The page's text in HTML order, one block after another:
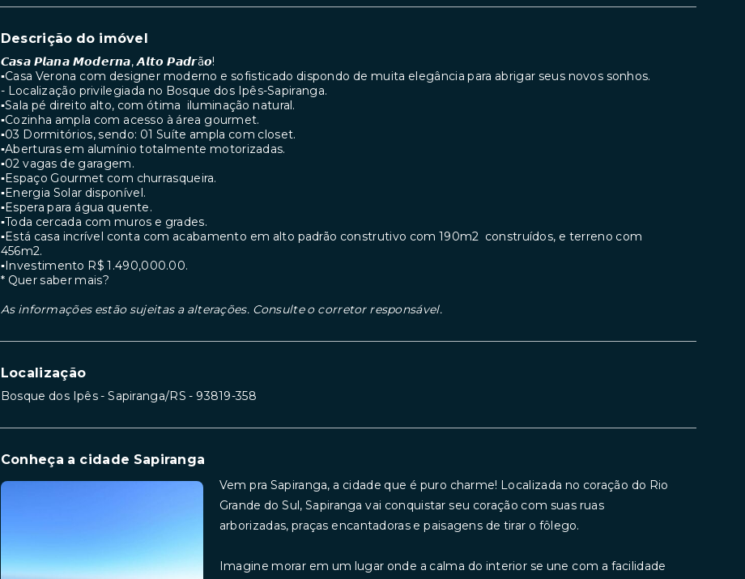
Descrição do imóvel
𝘾𝙖𝙨𝙖 𝙋𝙡𝙖𝙣𝙖 𝙈𝙤𝙙𝙚𝙧𝙣𝙖, 𝘼𝙡𝙩𝙤 𝙋𝙖𝙙𝙧ã𝙤!
▪︎Casa Verona com designer moderno e sofisticado dispondo de muita elegância para abrigar seus novos sonhos.
- Localização privilegiada no Bosque dos Ipês-Sapiranga.
▪︎Sala pé direito alto, com ótima iluminação natural.
▪︎Cozinha ampla com acesso à área gourmet.
▪︎03 Dormitórios, sendo: 01 Suíte ampla com closet.
▪︎Aberturas em alumínio totalmente motorizadas.
▪︎02 vagas de garagem.
▪︎Espaço Gourmet com churrasqueira.
▪︎Energia Solar disponível.
▪︎Espera para água quente.
▪︎Toda cercada com muros e grades.
▪︎Está casa incrível conta com acabamento em alto padrão construtivo com 190m2 construídos, e terreno com
456m2.
▪︎Investimento R$ 1.490,000.00.
* Quer saber mais?
As informações estão sujeitas a alterações. Consulte o corretor responsável.
Localização
Bosque dos Ipês - Sapiranga/RS - 93819-358
Conheça a cidade Sapiranga
Vem pra Sapiranga, a cidade que é puro charme! Localizada no coração do Rio
Grande do Sul, Sapiranga vai conquistar seu coração com suas ruas
arborizadas, praças encantadoras e paisagens de tirar o fôlego.
Imagine morar em um lugar onde a calma do interior se une com a facilidade